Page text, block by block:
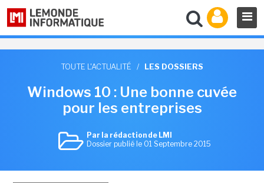
TOUTE L'ACTUALITÉ / LES DOSSIERS
Windows 10 : Une bonne cuvée
pour les entreprises
Par la rédaction de LMI
Dossier publié le 01 Septembre 2015